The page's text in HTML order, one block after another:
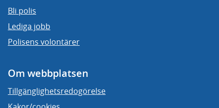
Bli polis
Lediga jobb
Polisens volontärer
Om webbplatsen
Tillgänglighetsredogörelse